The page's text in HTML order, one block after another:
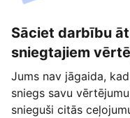
Sāciet darbību
sniegtajiem
Jums nav jāgaida,
sniegs savu
snieguši citās